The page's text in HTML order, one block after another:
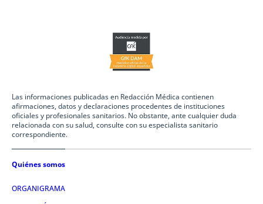
Las informaciones publicadas en Redacción Médica contienen
afirmaciones, datos y declaraciones procedentes de instituciones
oficiales y profesionales sanitarios. No obstante, ante cualquier duda
relacionada con su salud, consulte con su especialista sanitario
correspondiente.
Quiénes somos
ORGANIGRAMA